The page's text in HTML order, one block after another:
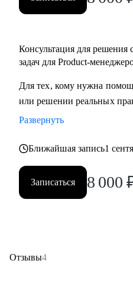
Консультация для
задач для Product-
Для тех, кому нужна
или решении реальных
Развернуть
Ближайшая запись1
Записаться 8 000
Отзывы4